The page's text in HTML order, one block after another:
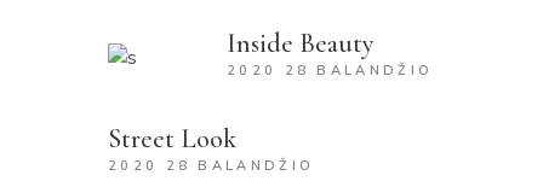
Inside Beauty
2020 28 BALANDŽIO
Street Look
2020 28 BALANDŽIO